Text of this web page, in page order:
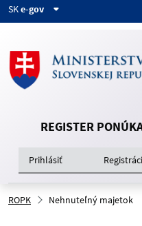
SKe-gov
REGISTER
Prihlásiť
ROPK Nehnuteľný majetok